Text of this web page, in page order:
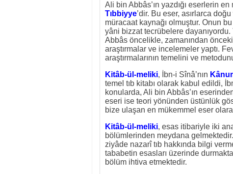
Ali bin Abbâs’ın yazdığı eserlerin en
Tıbbiyye’dir. Bu eser, asırlarca
müracaat kaynağı olmuştur. Onun
yâni bizzat tecrübelere
Abbâs öncelikle, zamanından
araştırmalar ve incelemeler yaptı.
araştırmalarının temelini ve
Kitâb-ül-meliki, İbn-i Sînâ’nın
temel tıb kitabı olarak kabul edildi,
konularda, Ali bin Abbâs’ın
eseri ise teori yönünden üstünlük
bize ulaşan en mükemmel eser
Kitâb-ül-meliki, esas itibariyle iki
bölümlerinden meydana
ziyâde nazarî tıb hakkında bilgi
tababetin esasları üzerinde
bölüm ihtiva etmektedir.